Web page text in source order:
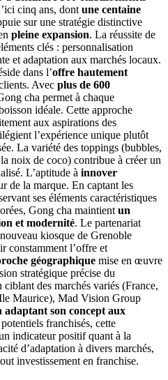
cinq ans, dont une centaine
sur une stratégie distinctive
pleine expansion. La réussite de
clés : personnalisation
et adaptation aux marchés locaux.
dans l’offre hautement
Avec plus de 600
cha permet à chaque
idéale. Cette approche
aux aspirations des
l’expérience unique plutôt
La variété des toppings (bubbles,
noix de coco) contribue à créer un
L’aptitude à innover
de la marque. En captant les
ses éléments caractéristiques
Gong cha maintient un
et modernité. Le partenariat
kiosque de Grenoble
constamment l’offre et
géographique mise en œuvre
stratégique précise du
des marchés variés (France,
Maurice), Mad Vision Group
adaptant son concept aux
franchisés, cette
indicateur positif quant à la
d’adaptation à divers marchés,
investissement en franchise.